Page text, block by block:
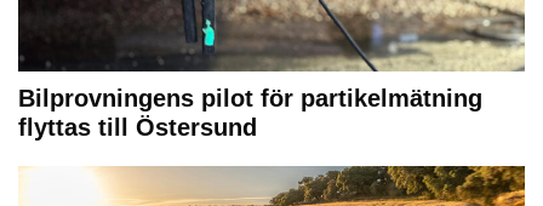
Bilprovningens pilot för partikelmätning
flyttas till Östersund